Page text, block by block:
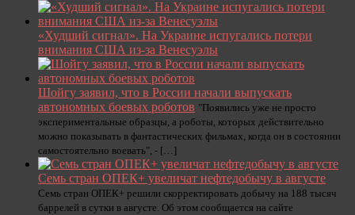
«Худший сигнал». На Украине испугались потери
внимания США из-за Венесуэлы
Шойгу заявил, что в России начали выпускать
автономных боевых роботов "Появились уже не просто
экспериментальные образцы, а роботы, которых действительно
можно показывать в фантастических фильмах, когда он в состоянии
самостоятельно воевать", - […]
Семь стран ОПЕК+ увеличат нефтедобычу в августе
Семь стран ОПЕК+ решили скорректировать добычу на 188 тысяч
баррелей в сутки в августе. Об этом сообщается на сайте